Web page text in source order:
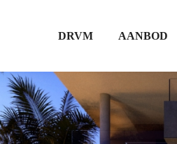
DRVM AANBOD